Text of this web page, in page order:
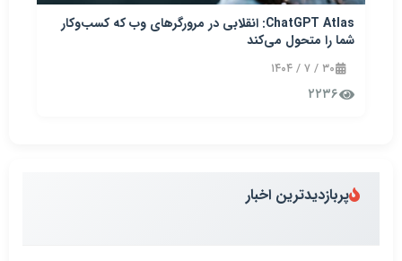
ChatGPT Atlas: انقلابی در مرورگرهای وب که کسب‌وکار
شما را متحول می‌کند
۳۰ / ۷ / ۱۴۰۴
۲۲۳۶
پربازدیدترین اخبار